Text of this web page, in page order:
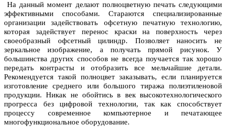
На данный момент делают полноцветную печать следующими
эффективными способами. Стараются специализированные
организации задействовать офсетную печатную технологию,
которая задействует перенос краски на поверхность через
своеобразный офсетный цилиндр. Позволяет наносить не
зеркальное изображение, а получать прямой рисунок. У
большинства других способов не всегда поучается так хорошо
передать контрасты и отобразить все мельчайшие детали.
Рекомендуется такой полноцвет заказывать, если планируется
изготовление среднего или большого тиража полиэтиленовой
продукции. Никак не обойтись в век высокотехнологического
прогресса без цифровой технологии, так как способствует
процессу современное компьютерное и печатающее
многофункциональное оборудование.